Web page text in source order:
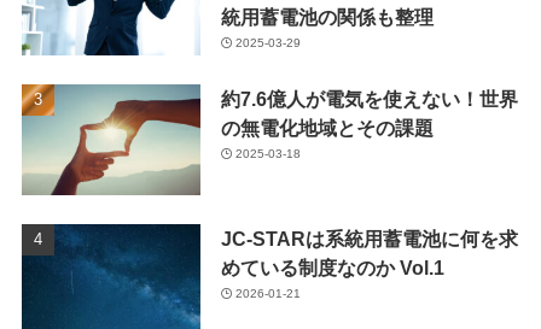
統用蓄電池の関係も整理
2025-03-29
約7.6億人が電気を使えない！世界
の無電化地域とその課題
2025-03-18
JC-STARは系統用蓄電池に何を求
めている制度なのか Vol.1
2026-01-21